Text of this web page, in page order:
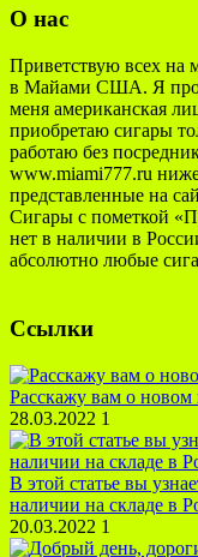
О нас
Приветствую всех на
в Майами США. Я
меня американская
приобретаю сигары
работаю без
www.miami777.ru
представленные на
Сигары с пометкой
нет в наличии в
абсолютно любые
Ссылки
Расскажу вам о новом
28.03.2022 1
В этой статье вы
наличии на складе в
20.03.2022 1